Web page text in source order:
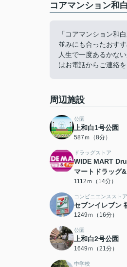
コアマンション和
「コアマンション和
並みにも合ったおす
人生で一度あるかな
はお電話からご連絡
周辺施設
公園
上和白1号公園
587ｍ（8分）
ドラッグストア
WIDE MART
マートドラッグ
1112ｍ（14分）
コンビニエンスストア
セブンイレブン
1249ｍ（16分）
公園
上和白2号公園
1649ｍ（21分）
中学校